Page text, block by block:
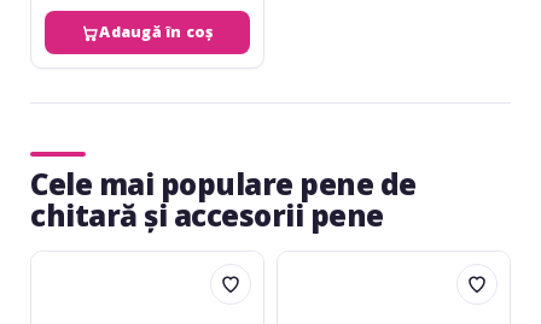
Adaugă în coș
Cele mai populare pene de
chitară și accesorii pene
Fire&Stone
Fire&Stone